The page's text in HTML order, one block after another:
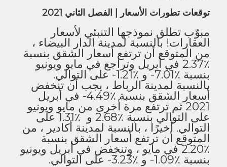
توقعات تطورات الأسعار | الفصل الثاني 2021
مبوّب تطلق نموذجها التنبئي لأسعار
العقارات! بالنسبة لمدينة الدار البيضاء ،
من المتوقع أن ترتفع أسعار الشقق بنسبة
٪2.37 في أبريل وتراجع في مايو ويونيو
بنسبة ٪7.01- و ٪1.21- على التوالي.
بالنسبة لمدينة الرباط ، يجب أن تنخفض
أسعار الشقق بنسبة ٪4.49- في أبريل
2021 ثم ترتفع مرة أخرى من مايو ويونيو
على التوالي بنسبة ٪2.68 و ٪1.31 على
التوالي. أخيرًا ، بالنسبة لمدينة أكادير ، من
المتوقع أن ترتفع أسعار الشقق بنسبة
٪2.20 في مايو ، وتنخفض في أبريل ويونيو
بنسبة ٪1.09- و ٪3.23- على التوالي.